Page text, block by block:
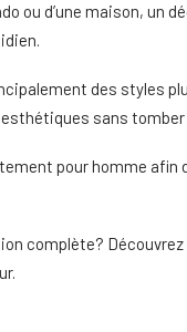
ou d’une maison,
des styles
sans
pour homme
complète?